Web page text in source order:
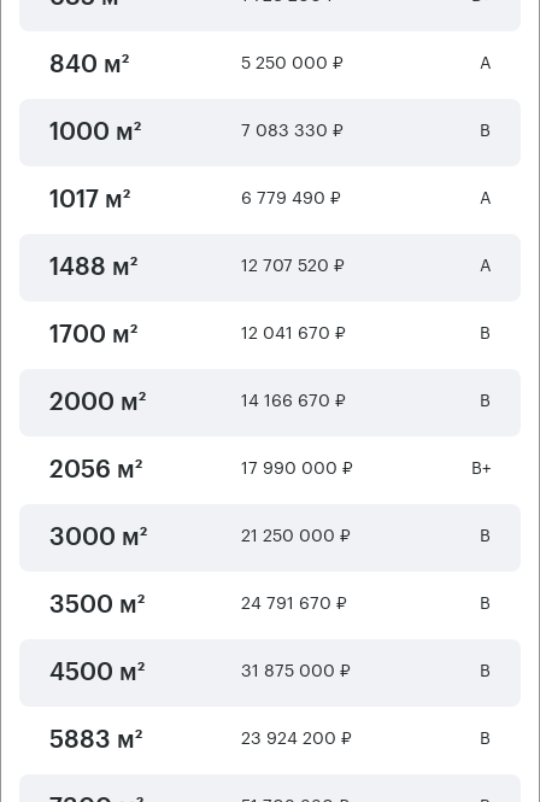
840 м² 5 250 000 ₽ А
1000 м² 7 083 330 ₽ B
1017 м² 6 779 490 ₽ А
1488 м² 12 707 520 ₽ А
1700 м² 12 041 670 ₽ B
2000 м² 14 166 670 ₽ B
2056 м² 17 990 000 ₽ B+
3000 м² 21 250 000 ₽ B
3500 м² 24 791 670 ₽ B
4500 м² 31 875 000 ₽ B
5883 м² 23 924 200 ₽ B